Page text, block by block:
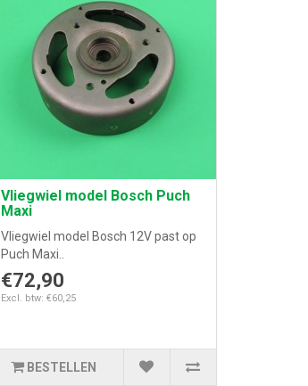
Vliegwiel model Bosch Puch
Maxi
Vliegwiel model Bosch 12V past op
Puch Maxi..
€72,90
Excl. btw: €60,25
BESTELLEN